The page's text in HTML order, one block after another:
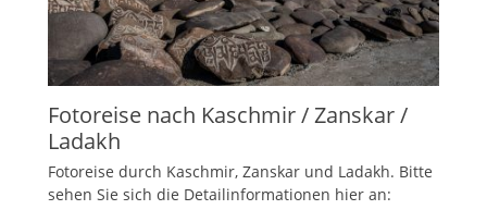
Fotoreise nach Kaschmir / Zanskar /
Ladakh
Fotoreise durch Kaschmir, Zanskar und Ladakh. Bitte
sehen Sie sich die Detailinformationen hier an: